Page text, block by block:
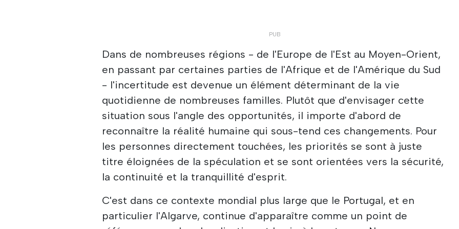
Dans de nombreuses régions - de l'Europe de l'Est au Moyen-Orient,
en passant par certaines parties de l'Afrique et de l'Amérique du Sud
- l'incertitude est devenue un élément déterminant de la vie
quotidienne de nombreuses familles. Plutôt que d'envisager cette
situation sous l'angle des opportunités, il importe d'abord de
reconnaître la réalité humaine qui sous-tend ces changements. Pour
les personnes directement touchées, les priorités se sont à juste
titre éloignées de la spéculation et se sont orientées vers la sécurité,
la continuité et la tranquillité d'esprit.
C'est dans ce contexte mondial plus large que le Portugal, et en
particulier l'Algarve, continue d'apparaître comme un point de